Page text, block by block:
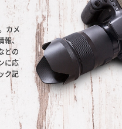
カメ
報、
どの
に応
ク記